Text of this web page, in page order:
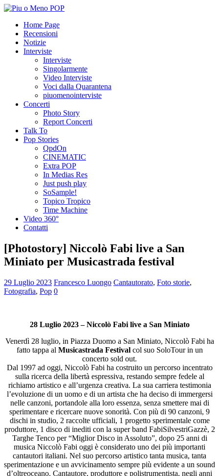
Home Page
Recensioni
Notizie
Interviste
Interviste
Singolarmente
Video Interviste
Voci dalla Quarantena
piuomenointerviste
Concerti
Photo Story
Report Concerti
Talk To
Pop Stories
QpdOn
CINEMATIC
Extra POP
In Medias Res
Just push play
SoSample!
Topico Tropico
Time Machine
Video 360°
Contatti
[Photostory] Niccolò Fabi live a San
Miniato per Musicastrada festival
29 Luglio 2023 Francesco Luongo Cantautorato, Foto storie,
Fotografia, Pop 0
28 Luglio 2023 – Niccolò Fabi live a San Miniato
Venerdì 28 luglio, in Piazza Duomo a San Miniato, Niccolò Fabi ha
fatto tappa al Musicastrada Festival col suo SoloTour in un
concerto sold out.
Dal 1997 ad oggi, Niccolò Fabi ha costruito un percorso incentrato
sulla ricerca della libertà espressiva, restando sempre fedele al
richiamo artistico e all’urgenza creativa. La sua carriera testimonia
l’evoluzione di un uomo e di un artista che ha deciso di immergersi
nelle canzoni, portandole alla loro essenza, senza smettere mai di
sperimentare e ricercare nuove sonorità. Con più di 90 canzoni, 9
dischi in studio, 2 raccolte ufficiali, 1 progetto sperimentale come
produttore, 1 disco di inediti con la super band FabiSilvestriGazzè, 2
Targhe Tenco per “Miglior Disco in Assoluto”, dopo 25 anni di
musica Niccolò Fabi oggi è considerato uno dei più importanti
cantautori italiani. Nel suo percorso artistico tanta musica, tanta
sperimentazione e un avvicinamento sempre più evidente a un sound
d’oltreoceano. Cantautore, produttore e polistrumentista, negli anni